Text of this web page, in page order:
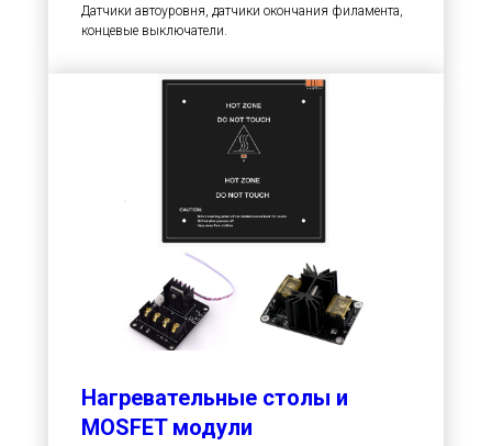
Датчики автоуровня, датчики окончания филамента,
концевые выключатели.
Нагревательные столы и
MOSFET модули